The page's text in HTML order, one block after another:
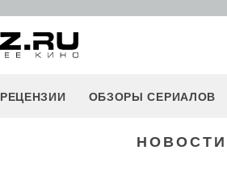
РЕЦЕНЗИИ ОБЗОРЫ СЕРИАЛОВ
НОВОСТИ